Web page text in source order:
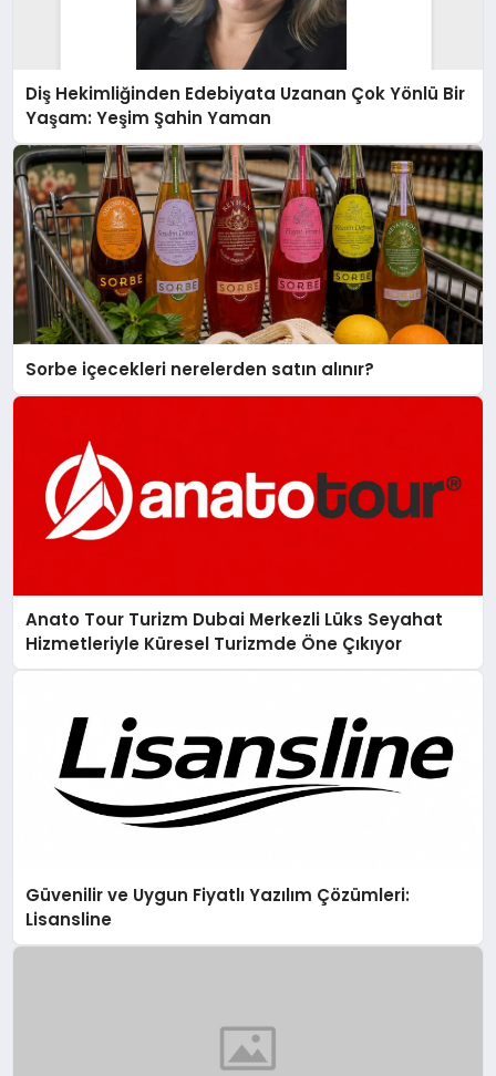
Diş Hekimliğinden Edebiyata Uzanan Çok Yönlü Bir
Yaşam: Yeşim Şahin Yaman
Sorbe içecekleri nerelerden satın alınır?
Anato Tour Turizm Dubai Merkezli Lüks Seyahat
Hizmetleriyle Küresel Turizmde Öne Çıkıyor
Güvenilir ve Uygun Fiyatlı Yazılım Çözümleri:
Lisansline